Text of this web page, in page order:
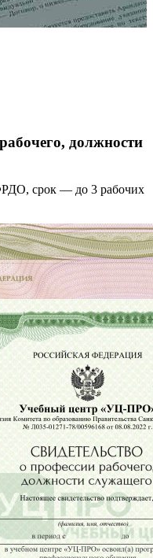
должности
срок — до 3 рабочих